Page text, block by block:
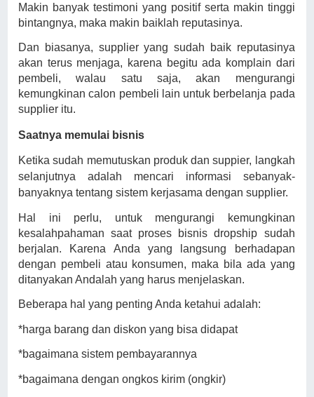
Makin banyak testimoni yang positif serta makin tinggi
bintangnya, maka makin baiklah reputasinya.
Dan biasanya, supplier yang sudah baik reputasinya
akan terus menjaga, karena begitu ada komplain dari
pembeli, walau satu saja, akan mengurangi
kemungkinan calon pembeli lain untuk berbelanja pada
supplier itu.
Saatnya memulai bisnis
Ketika sudah memutuskan produk dan suppier, langkah
selanjutnya adalah mencari informasi sebanyak-
banyaknya tentang sistem kerjasama dengan supplier.
Hal ini perlu, untuk mengurangi kemungkinan
kesalahpahaman saat proses bisnis dropship sudah
berjalan. Karena Anda yang langsung berhadapan
dengan pembeli atau konsumen, maka bila ada yang
ditanyakan Andalah yang harus menjelaskan.
Beberapa hal yang penting Anda ketahui adalah:
*harga barang dan diskon yang bisa didapat
*bagaimana sistem pembayarannya
*bagaimana dengan ongkos kirim (ongkir)